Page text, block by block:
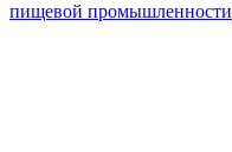
пищевой промышленности